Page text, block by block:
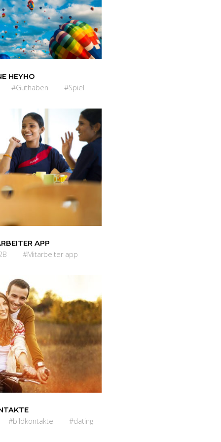
HEYHO
#Guthaben #Spiel
APP
#Mitarbeiter app
#bildkontakte #dating